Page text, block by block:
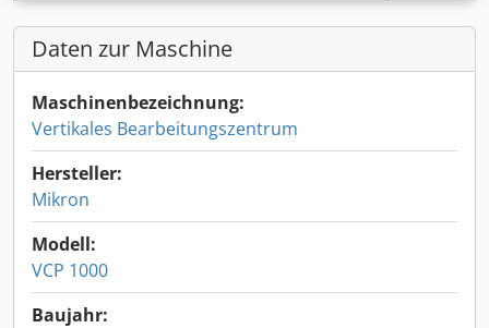
Daten zur Maschine
Maschinenbezeichnung:
Vertikales Bearbeitungszentrum
Hersteller:
Mikron
Modell:
VCP 1000
Baujahr: